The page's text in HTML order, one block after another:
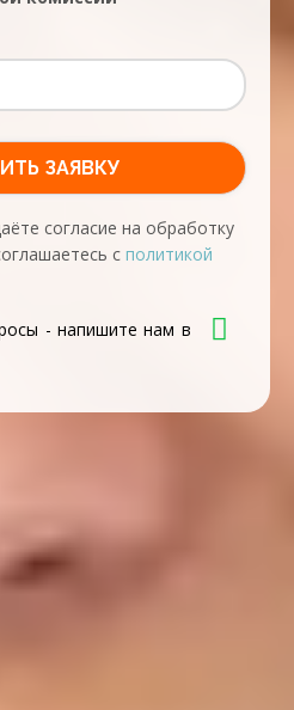
согласие на обработку
с политикой
- напишите нам в